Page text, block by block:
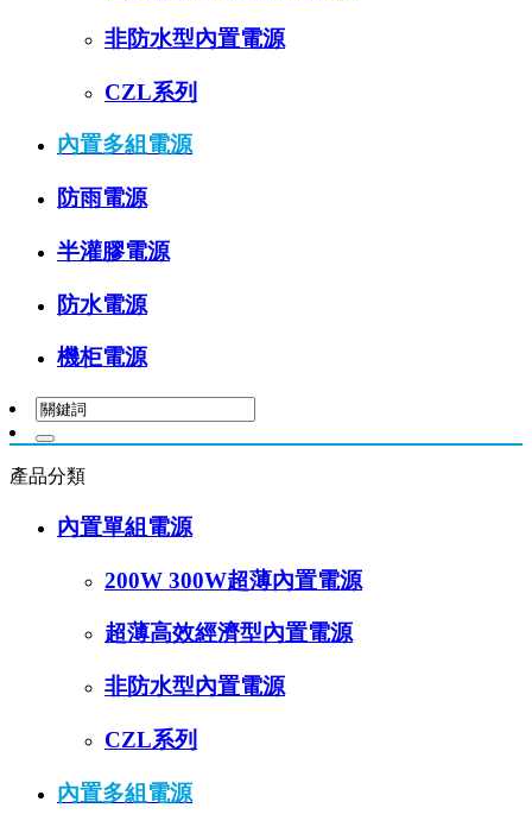
非防水型內置電源
CZL系列
內置多組電源
防雨電源
半灌膠電源
防水電源
機柜電源
產品分類
內置單組電源
200W 300W超薄內置電源
超薄高效經濟型內置電源
非防水型內置電源
CZL系列
內置多組電源